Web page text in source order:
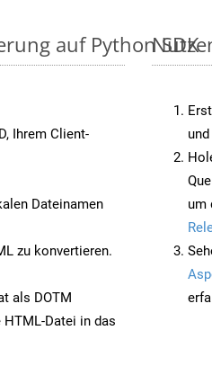
auf Python SDK
Ihrem Client-
Dateinamen
zu konvertieren.
als DOTM
HTML-Datei in das
um